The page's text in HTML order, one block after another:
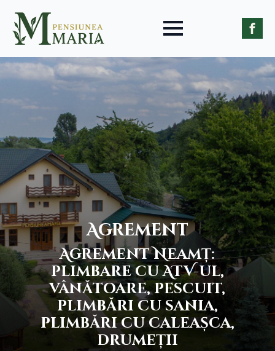
Agrement
Agrement Neamț:
plimbare cu ATV-ul,
vânătoare, pescuit,
plimbări cu sania,
plimbări cu caleașca,
drumeții